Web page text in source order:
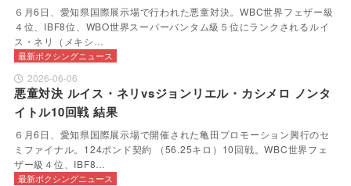
６月6日、愛知県国際展示場で行われた悪童対決。WBC世界フェザー級
４位、IBF8位、WBO世界スーパーバンタム級５位にランクされるルイ
ス・ネリ（メキシ…
最新ボクシングニュース
2026-06-06
悪童対決 ルイス・ネリvsジョンリエル・カシメロ ノンタ
イトル10回戦 結果
６月6日、愛知県国際展示場で開催された亀田プロモーション興行のセ
ミファイナル。124ポンド契約 （56.25キロ）10回戦。WBC世界フェ
ザー級４位、IBF8…
最新ボクシングニュース